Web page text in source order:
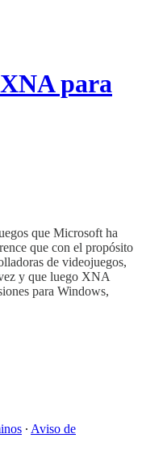
para
que Microsoft ha
que con el propósito
de videojuegos,
y que luego XNA
para Windows,
∙ Aviso de